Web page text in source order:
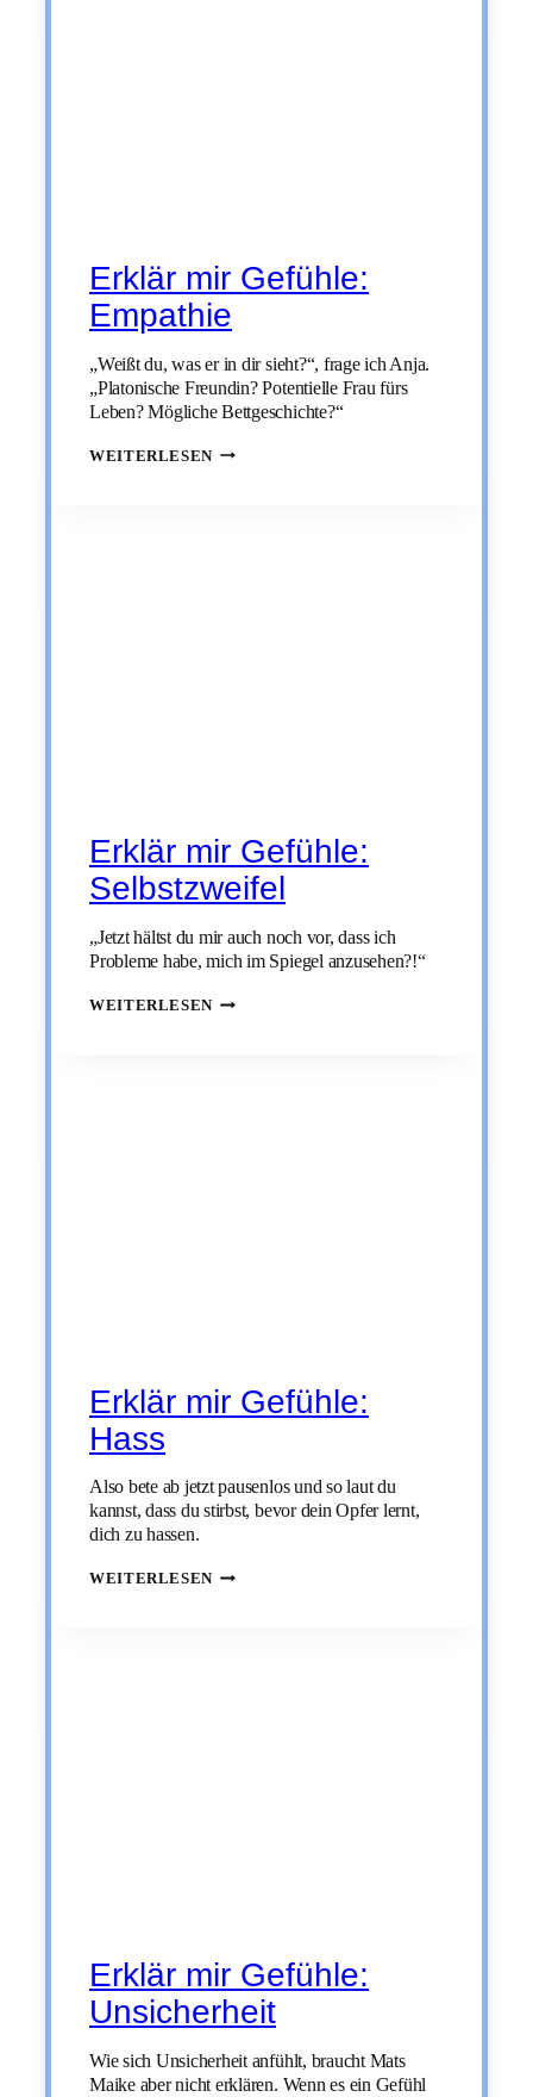
Erklär mir Gefühle:
Empathie
„Weißt du, was er in dir sieht?“, frage ich Anja.
„Platonische Freundin? Potentielle Frau fürs
Leben? Mögliche Bettgeschichte?“
WEITERLESENERKLÄR
Erklär mir Gefühle:
Selbstzweifel
„Jetzt hältst du mir auch noch vor, dass ich
Probleme habe, mich im Spiegel anzusehen?!“
WEITERLESENERKLÄR
Erklär mir Gefühle:
Hass
Also bete ab jetzt pausenlos und so laut du
kannst, dass du stirbst, bevor dein Opfer lernt,
dich zu hassen.
WEITERLESENERKLÄR
Erklär mir Gefühle:
Unsicherheit
Wie sich Unsicherheit anfühlt, braucht Mats
Maike aber nicht erklären. Wenn es ein Gefühl